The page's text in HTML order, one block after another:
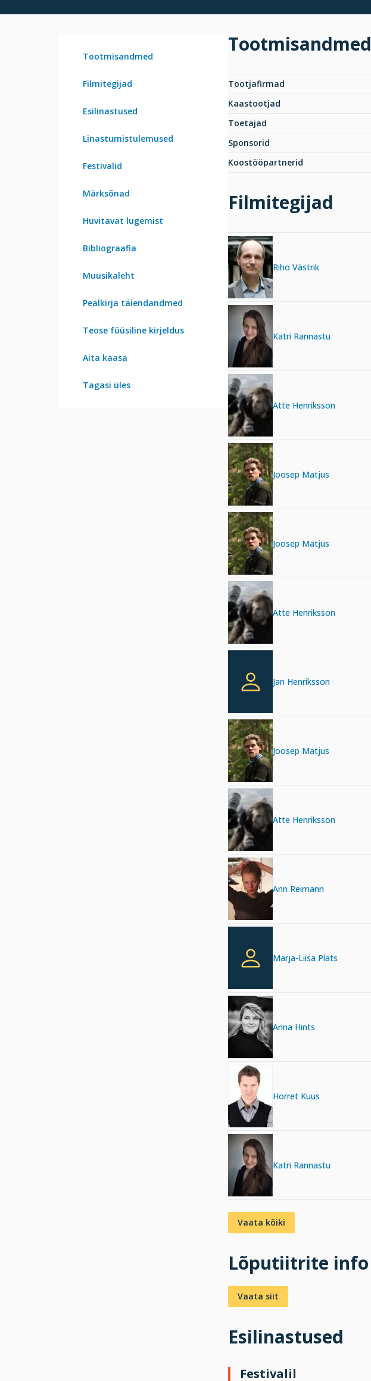
Tootmisandmed
Filmitegijad
Esilinastused
Linastumistulemused
Festivalid
Märksõnad
Huvitavat lugemist
Bibliograafia
Muusikaleht
Pealkirja täiendandmed
Teose füüsiline kirjeldus
Aita kaasa
Tagasi üles
Tootmisandmed
Tootjafirmad
Kaastootjad
Toetajad
Sponsorid
Koostööpartnerid
Filmitegijad
Riho Västrik
Katri Rannastu
Atte Henriksson
Joosep Matjus
Joosep Matjus
Atte Henriksson
Jan Henriksson
Joosep Matjus
Atte Henriksson
Ann Reimann
Marja-Liisa Plats
Anna Hints
Horret Kuus
Katri Rannastu
Vaata kõiki
Lõputiitrite info
Vaata siit
Esilinastused
Festivalil